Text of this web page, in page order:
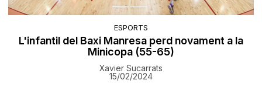
ESPORTS
L'infantil del Baxi Manresa perd novament a la
Minicopa (55-65)
Xavier Sucarrats
15/02/2024